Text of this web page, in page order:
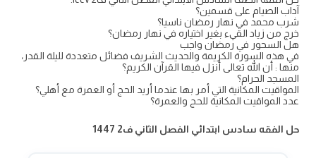
آداب الصيام على قسمين؟
شرب محمد في نهار رمضان ناسيا؟
خرج من زياد القيء بغير اختياره في نهار رمضان؟
هل السحور في رمضان واجب
في هذه السورة الكريمة والحديث الشريف فضائل متعددة لليلة القدر،
منها : أن الله تعالى أنزل فيها القرآن الكريم؟
المسجد الحرام؟
المواقيت المكانية التي أمر بها عندما أريد الحج أو العمرة مع أهلي؟
عدد المواقيت المكانية للحج والعمرة؟
حل الفقه سادس ابتدائي الفصل الثاني ف2 1447